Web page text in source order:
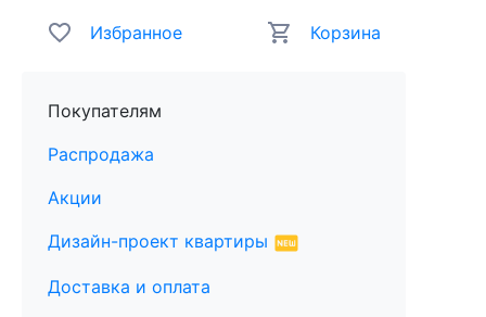
Избранное Корзина
Покупателям
Распродажа
Акции
Дизайн-проект квартиры
Доставка и оплата